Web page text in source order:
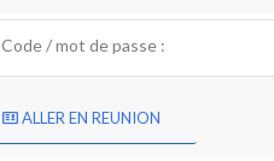
Code / mot de passe :
ALLER EN REUNION